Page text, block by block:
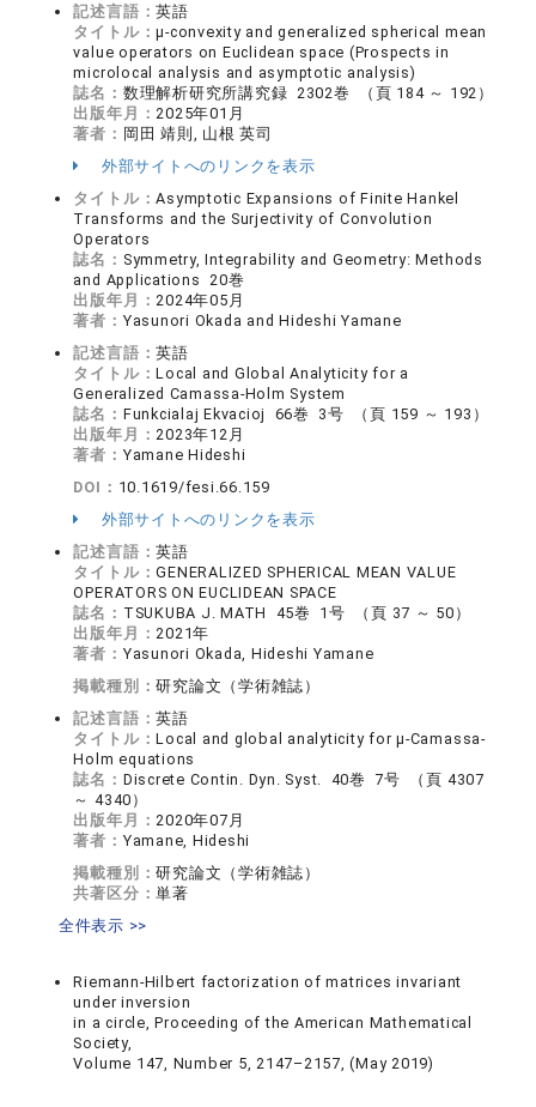
記述言語：英語
タイトル：μ-convexity and generalized spherical mean
value operators on Euclidean space (Prospects in
microlocal analysis and asymptotic analysis)
誌名： 数理解析研究所講究録 2302巻 （頁 184 ～ 192）
出版年月：2025年01月
著者： 岡田 靖則, 山根 英司
外部サイトへのリンクを表示
タイトル：Asymptotic Expansions of Finite Hankel
Transforms and the Surjectivity of Convolution
Operators
誌名： Symmetry, Integrability and Geometry: Methods
and Applications 20巻
出版年月：2024年05月
著者： Yasunori Okada and Hideshi Yamane
記述言語：英語
タイトル：Local and Global Analyticity for a
Generalized Camassa-Holm System
誌名： Funkcialaj Ekvacioj 66巻 3号 （頁 159 ～ 193）
出版年月：2023年12月
著者： Yamane Hideshi
DOI： 10.1619/fesi.66.159
外部サイトへのリンクを表示
記述言語：英語
タイトル：GENERALIZED SPHERICAL MEAN VALUE
OPERATORS ON EUCLIDEAN SPACE
誌名： TSUKUBA J. MATH 45巻 1号 （頁 37 ～ 50）
出版年月：2021年
著者： Yasunori Okada, Hideshi Yamane
掲載種別：研究論文（学術雑誌）
記述言語：英語
タイトル：Local and global analyticity for μ-Camassa-
Holm equations
誌名： Discrete Contin. Dyn. Syst. 40巻 7号 （頁 4307
～ 4340）
出版年月：2020年07月
著者： Yamane, Hideshi
掲載種別：研究論文（学術雑誌）
共著区分：単著
全件表示 >>
Riemann-Hilbert factorization of matrices invariant
under inversion
in a circle, Proceeding of the American Mathematical
Society,
Volume 147, Number 5, 2147–2157, (May 2019)